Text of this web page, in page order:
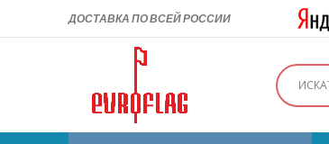
ДОСТАВКА ПО ВСЕЙ РОССИИ